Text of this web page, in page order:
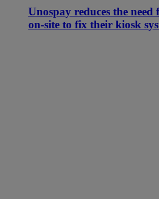
Unospay reduces the
on-site to fix their kiosk